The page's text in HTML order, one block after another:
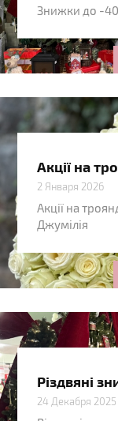
Знижки до -
Акції на
2 Января 2026
Акції на
Джумілія
Різдвяні
24 Декабря 2025